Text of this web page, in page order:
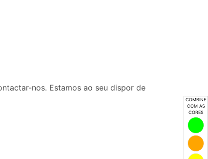
COMBINE
COM AS
CORES
nos. Estamos ao seu dispor de